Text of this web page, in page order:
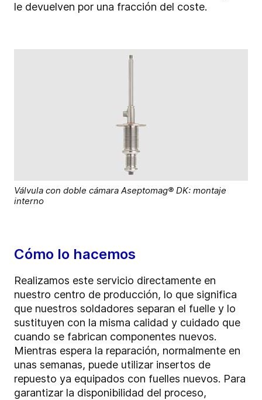
le devuelven por una fracción del coste.
Válvula con doble cámara Aseptomag® DK: montaje
interno
Cómo lo hacemos
Realizamos este servicio directamente en
nuestro centro de producción, lo que significa
que nuestros soldadores separan el fuelle y lo
sustituyen con la misma calidad y cuidado que
cuando se fabrican componentes nuevos.
Mientras espera la reparación, normalmente en
unas semanas, puede utilizar insertos de
repuesto ya equipados con fuelles nuevos. Para
garantizar la disponibilidad del proceso,